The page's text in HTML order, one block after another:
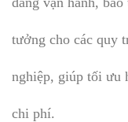
tưởng cho các quy
nghiệp, giúp tối ưu
chi phí.